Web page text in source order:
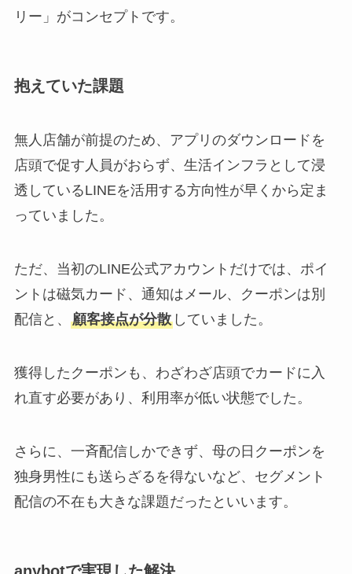
リー」がコンセプトです。
抱えていた課題
無人店舗が前提のため、アプリのダウンロードを
店頭で促す人員がおらず、生活インフラとして浸
透しているLINEを活用する方向性が早くから定ま
っていました。
ただ、当初のLINE公式アカウントだけでは、ポイ
ントは磁気カード、通知はメール、クーポンは別
配信と、 顧客接点が分散していました。
獲得したクーポンも、わざわざ店頭でカードに入
れ直す必要があり、利用率が低い状態でした。
さらに、一斉配信しかできず、母の日クーポンを
独身男性にも送らざるを得ないなど、セグメント
配信の不在も大きな課題だったといいます。